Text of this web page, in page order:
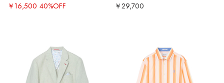
￥16,500 40%OFF ￥29,700